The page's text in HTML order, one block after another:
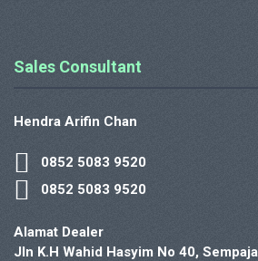
Sales Consultant
Hendra Arifin Chan
0852 5083 9520
0852 5083 9520
Alamat Dealer
Jln K.H Wahid Hasyim No 40,